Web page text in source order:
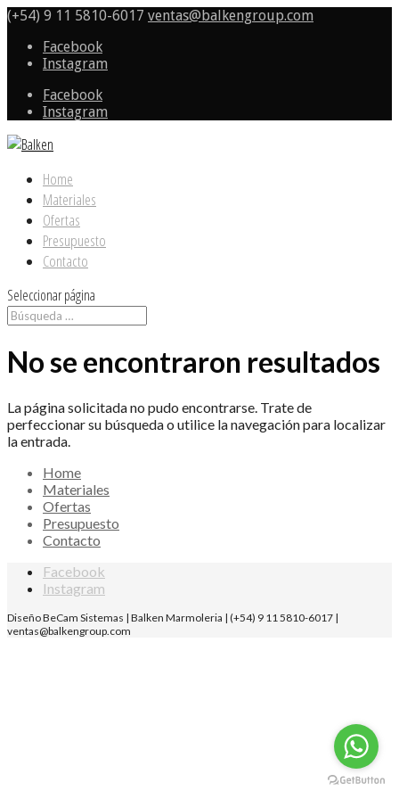
(+54) 9 11 5810-6017 ventas@balkengroup.com
Facebook
Instagram
Facebook
Instagram
Home
Materiales
Ofertas
Presupuesto
Contacto
Seleccionar página
No se encontraron resultados
La página solicitada no pudo encontrarse. Trate de
perfeccionar su búsqueda o utilice la navegación para localizar
la entrada.
Home
Materiales
Ofertas
Presupuesto
Contacto
Facebook
Instagram
Diseño BeCam Sistemas | Balken Marmoleria | (+54) 9 11 5810-6017 |
ventas@balkengroup.com